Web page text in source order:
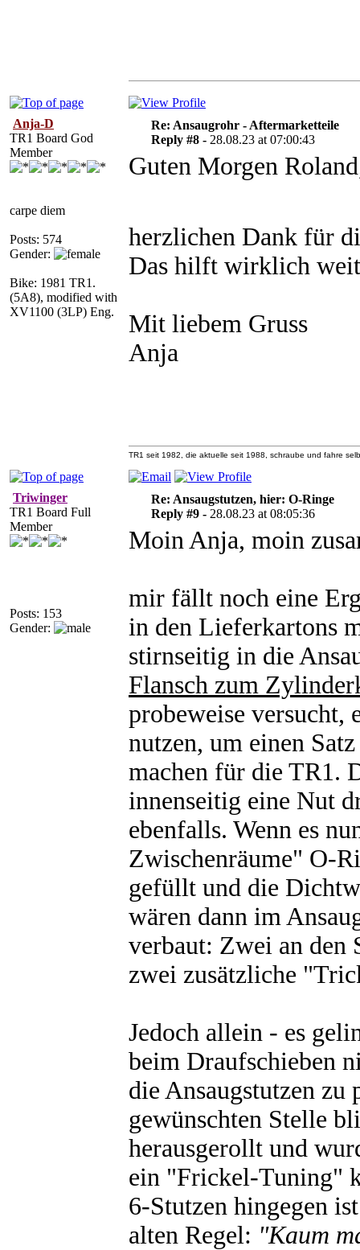
Anja-D
TR1 Board God
Member
carpe diem
Posts: 574
Gender:
Bike: 1981 TR1.
(5A8), modified with
XV1100 (3LP) Eng.
Re: Ansaugrohr - Aftermarketteile
Reply #8 - 28.08.23 at 07:00:43
Guten Morgen
herzlichen Dank für
Das hilft wirklich
Mit liebem Gruss
Anja
TR1 seit 1982, die aktuelle seit 1988, schraube und fahre
Triwinger
TR1 Board Full
Member
Posts: 153
Gender:
Re: Ansaugstutzen, hier: O-Ringe
Reply #9 - 28.08.23 at 08:05:36
Moin Anja, moin
mir fällt noch eine
in den Lieferkartons
stirnseitig in die
Flansch zum
probeweise versucht,
nutzen, um einen
machen für die TR1.
innenseitig eine Nut
ebenfalls. Wenn es
Zwischenräume" O-
gefüllt und die
wären dann im
verbaut: Zwei an den
zwei zusätzliche
Jedoch allein - es
beim Draufschieben
die Ansaugstutzen zu
gewünschten Stelle
herausgerollt und
ein "Frickel-Tuning"
6-Stutzen hingegen
alten Regel: "Kaum